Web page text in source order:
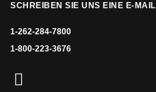
SCHREIBEN SIE UNS EINE E-MAIL
1-262-284-7800
1-800-223-3676